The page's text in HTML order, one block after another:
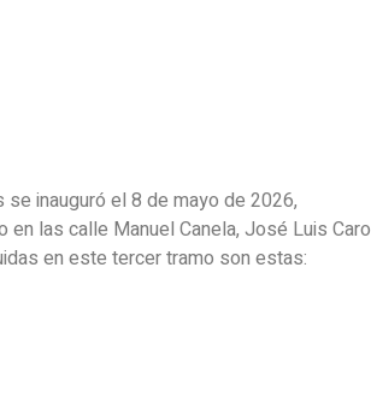
inauguró el 8 de mayo de 2026,
las calle Manuel Canela, José Luis Caro
en este tercer tramo son estas: